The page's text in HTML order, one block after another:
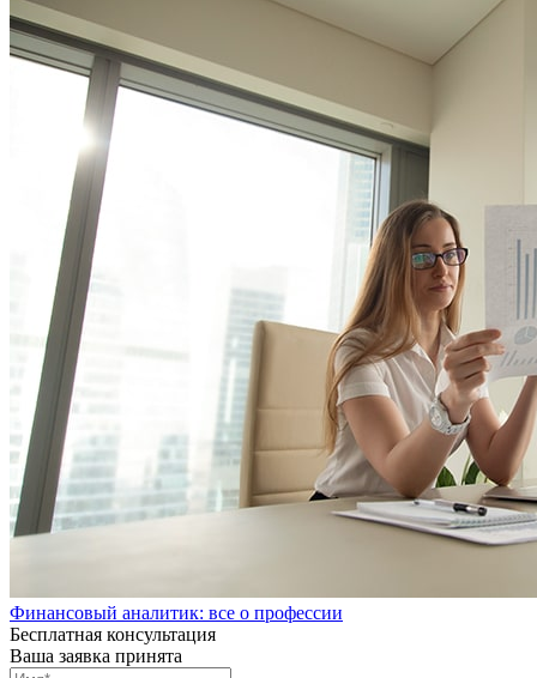
Финансовый аналитик: все о профессии
Бесплатная консультация
Ваша заявка принята